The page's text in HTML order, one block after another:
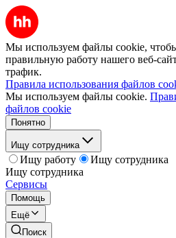
Мы используем файлы cookie,
правильную работу нашего веб-
трафик.
Правила использования файлов
Мы используем файлы cookie.
файлов cookie
Понятно
Ищу сотрудника
Ищу работу
Ищу сотрудника
Ищу сотрудника
Сервисы
Помощь
Ещё
Поиск